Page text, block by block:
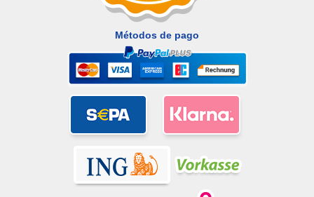
Métodos de pago